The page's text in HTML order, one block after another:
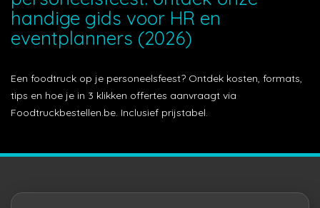
handige gids voor HR en
eventplanners (2026)
Een foodtruck op je personeelsfeest? Ontdek kosten, formats,
tips en hoe je in 3 klikken offertes aanvraagt via
Foodtruckbestellen.be. Inclusief prijstabel.